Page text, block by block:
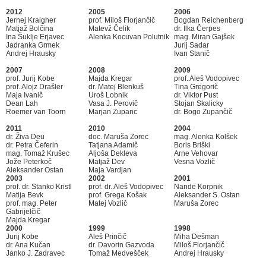
2012
Jernej Kraigher
Matjaž Bolčina
Ina Šuklje Erjavec
Jadranka Grmek
Andrej Hrausky
2005
prof. Miloš Florjančič
Matevž Čelik
Alenka Kocuvan Polutnik
2006
Bogdan Reichenberg
dr. Ilka Čerpes
mag. Miran Gajšek
Jurij Sadar
Ivan Stanič
2007
prof. Jurij Kobe
prof. Alojz Drašler
Maja Ivanič
Dean Lah
Roemer van Toorn
2008
Majda Kregar
dr. Matej Blenkuš
Uroš Lobnik
Vasa J. Perovič
Marjan Zupanc
2009
prof. Aleš Vodopivec
Tina Gregorič
dr. Viktor Pust
Stojan Skalicky
dr. Bogo Zupančič
2011
dr. Živa Deu
dr. Petra Čeferin
mag. Tomaž Krušec
Jože Peterkoč
Aleksander Ostan
2010
doc. Maruša Zorec
Tatjana Adamič
Aljoša Dekleva
Matjaž Dev
Maja Vardjan
2004
mag. Alenka Kolšek
Boris Briški
Arne Vehovar
Vesna Vozlič
2003
prof. dr. Stanko Kristl
Matija Bevk
prof. mag. Peter
Gabrijelčič
Majda Kregar
2002
prof. dr. Aleš Vodopivec
prof. Grega Košak
Matej Vozlič
2001
Nande Korpnik
Aleksander S. Ostan
Maruša Zorec
2000
Jurij Kobe
dr. Ana Kučan
Janko J. Zadravec
1999
Aleš Prinčič
dr. Davorin Gazvoda
Tomaž Medvešček
1998
Miha Dešman
Miloš Florjančič
Andrej Hrausky